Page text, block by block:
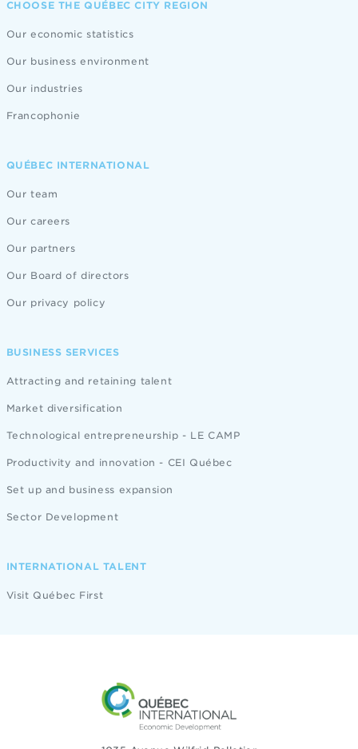
CHOOSE THE QUÉBEC CITY REGION
Our economic statistics
Our business environment
Our industries
Francophonie
QUÉBEC INTERNATIONAL
Our team
Our careers
Our partners
Our Board of directors
Our privacy policy
BUSINESS SERVICES
Attracting and retaining talent
Market diversification
Technological entrepreneurship - LE CAMP
Productivity and innovation - CEI Québec
Set up and business expansion
Sector Development
INTERNATIONAL TALENT
Visit Québec First